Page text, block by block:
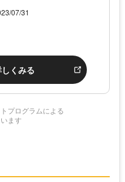
07/31
くみる
プログラムによる
ます